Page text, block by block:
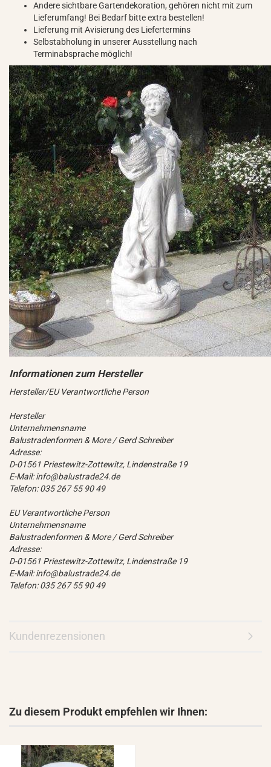
Andere sichtbare Gartendekoration, gehören nicht mit zum
Lieferumfang! Bei Bedarf bitte extra bestellen!
Lieferung mit Avisierung des Liefertermins
Selbstabholung in unserer Ausstellung nach
Terminabsprache möglich!
Hersteller/EU Verantwortliche Person
Hersteller
Unternehmensname
Balustradenformen & More / Gerd Schreiber
Adresse:
D-01561 Priestewitz-Zottewitz, Lindenstraße 19
E-Mail: info@balustrade24.de
Telefon: 035 267 55 90 49
EU Verantwortliche Person
Unternehmensname
Balustradenformen & More / Gerd Schreiber
Adresse:
D-01561 Priestewitz-Zottewitz, Lindenstraße 19
E-Mail: info@balustrade24.de
Telefon: 035 267 55 90 49
Kundenrezensionen
Zu diesem Produkt empfehlen wir Ihnen: